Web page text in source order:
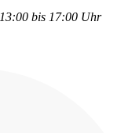
bis 17:00 Uhr